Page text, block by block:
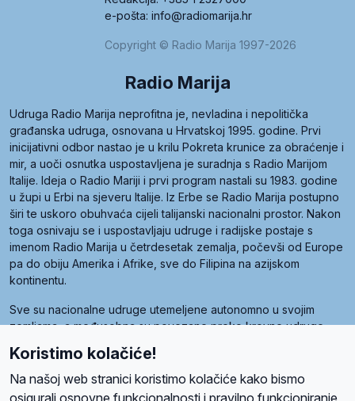
e-pošta: info@radiomarija.hr
Copyright © Radio Marija 1997-2026
Radio Marija
Udruga Radio Marija neprofitna je, nevladina i nepolitička
građanska udruga, osnovana u Hrvatskoj 1995. godine. Prvi
inicijativni odbor nastao je u krilu Pokreta krunice za obraćenje i
mir, a uoči osnutka uspostavljena je suradnja s Radio Marijom
Italije. Ideja o Radio Mariji i prvi program nastali su 1983. godine
u župi u Erbi na sjeveru Italije. Iz Erbe se Radio Marija postupno
širi te uskoro obuhvaća cijeli talijanski nacionalni prostor. Nakon
toga osnivaju se i uspostavljaju udruge i radijske postaje s
imenom Radio Marija u četrdesetak zemalja, počevši od Europe
pa do obiju Amerika i Afrike, sve do Filipina na azijskom
kontinentu.
Sve su nacionalne udruge utemeljene autonomno u svojim
zemljama, a međusobna su povezane preko krovne udruge
pod nazivom Svjetska obitelj Radio Marije (World Family of
Radio Maria). Svjetsku obitelj utemeljilo je sedam članica, među
kojima je i hrvatska Udruga Radio Marija.
Koristimo kolačiće!
Na našoj web stranici koristimo kolačiće kako bismo
osigurali osnovne funkcionalnosti i pravilno funkcioniranje